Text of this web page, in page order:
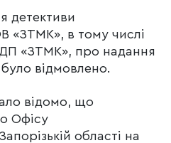
детективи
«ЗТМК», в тому числі
«ЗТМК», про надання
відмовлено.
відомо, що
Офісу
області на